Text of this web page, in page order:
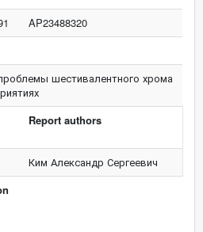
AP23488320
шестивалентного хрома
Report authors
Ким Александр Сергеевич